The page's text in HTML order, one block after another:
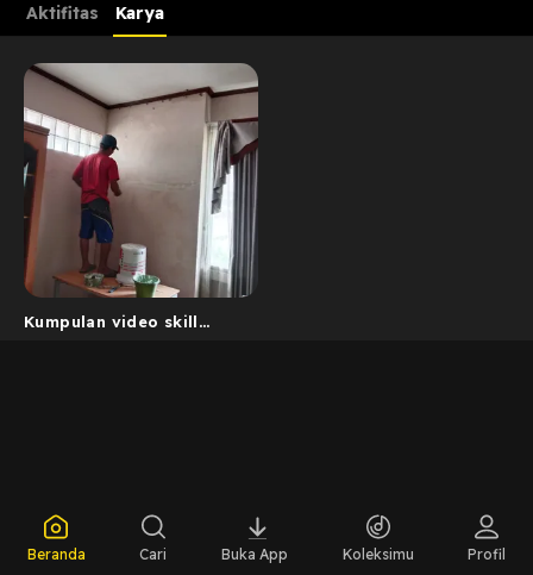
Aktifitas Karya
Kumpulan video skill
Beranda Cari Buka App Koleksimu Profil